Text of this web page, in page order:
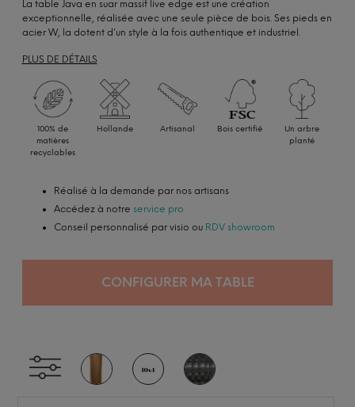
La table Java en suar massif live edge est une création
exceptionnelle, réalisée avec une seule pièce de bois. Ses pieds en
acier W, la dotent d’un style à la fois authentique et industriel.
PLUS DE DÉTAILS
100% de
matières
recyclables
Hollande Artisanal Bois certifié
Un arbre
planté
Réalisé à la demande par nos artisans
Accédez à notre service pro
Conseil personnalisé par visio ou RDV showroom
CONFIGURER MA TABLE